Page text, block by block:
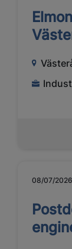
08/07/2026